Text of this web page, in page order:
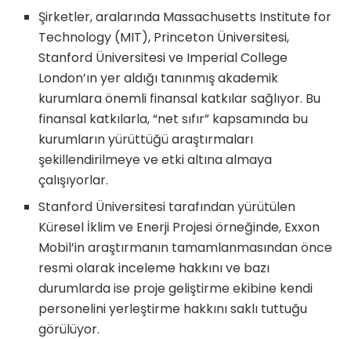
Şirketler, aralarında Massachusetts Institute for
Technology (MIT), Princeton Üniversitesi,
Stanford Üniversitesi ve Imperial College
London’ın yer aldığı tanınmış akademik
kurumlara önemli finansal katkılar sağlıyor. Bu
finansal katkılarla, “net sıfır” kapsamında bu
kurumların yürüttüğü araştırmaları
şekillendirilmeye ve etki altına almaya
çalışıyorlar.
Stanford Üniversitesi tarafından yürütülen
Küresel İklim ve Enerji Projesi örneğinde, Exxon
Mobil’in araştırmanın tamamlanmasından önce
resmi olarak inceleme hakkını ve bazı
durumlarda ise proje geliştirme ekibine kendi
personelini yerleştirme hakkını saklı tuttuğu
görülüyor.